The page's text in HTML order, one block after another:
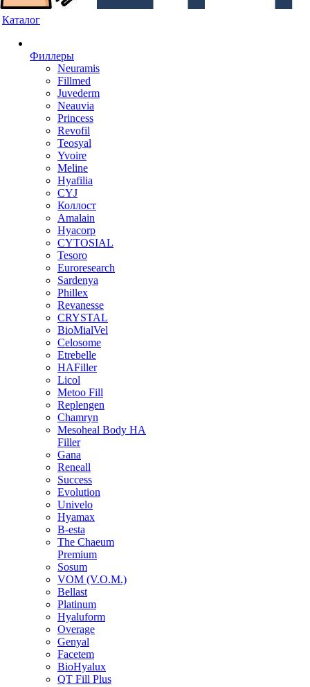
Каталог
Филлеры
Neuramis
Fillmed
Juvederm
Neauvia
Princess
Revofil
Teosyal
Yvoire
Meline
Hyafilia
CYJ
Коллост
Amalain
Hyacorp
CYTOSIAL
Tesoro
Euroresearch
Sardenya
Phillex
Revanesse
CRYSTAL
BioMialVel
Celosome
Etrebelle
HAFiller
Licol
Metoo Fill
Replengen
Chamryn
Mesoheal Body HA
Filler
Gana
Reneall
Success
Evolution
Univelo
Hyamax
B-esta
The Chaeum
Premium
Sosum
VOM (V.O.M.)
Bellast
Platinum
Hyaluform
Overage
Genyal
Facetem
BioHyalux
QT Fill Plus